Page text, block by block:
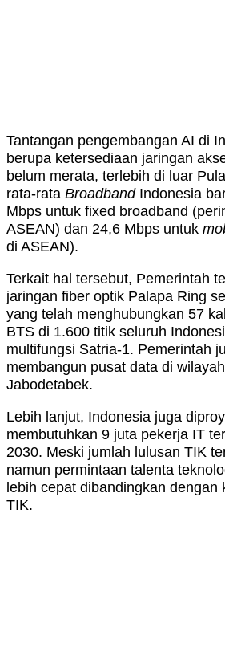
Tantangan pengembangan AI di
berupa ketersediaan jaringan
belum merata, terlebih di luar
rata-rata BroadbandIndonesia
Mbps untuk fixed broadband
ASEAN) dan 24,6 Mbps untuk
di ASEAN).
Terkait hal tersebut, Pemerintah
jaringan fiber optik Palapa Ring
yang telah menghubungkan 57
BTS di 1.600 titik seluruh
multifungsi Satria-1. Pemerintah
membangun pusat data di
Jabodetabek.
Lebih lanjut, Indonesia juga
membutuhkan 9 juta pekerja IT
2030. Meski jumlah lulusan TIK
namun permintaan talenta
lebih cepat dibandingkan dengan
TIK.